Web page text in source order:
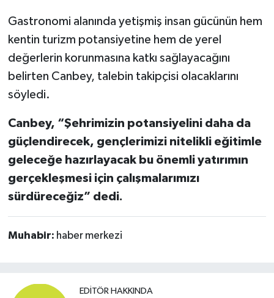
Gastronomi alanında yetişmiş insan gücünün hem
kentin turizm potansiyetine hem de yerel
değerlerin korunmasına katkı sağlayacağını
belirten Canbey, talebin takipçisi olacaklarını
söyledi.
Canbey, “Şehrimizin potansiyelini daha da
güçlendirecek, gençlerimizi nitelikli eğitimle
geleceğe hazırlayacak bu önemli yatırımın
gerçekleşmesi için çalışmalarımızı
sürdüreceğiz” dedi.
Muhabir: haber merkezi
EDITÖR HAKKINDA